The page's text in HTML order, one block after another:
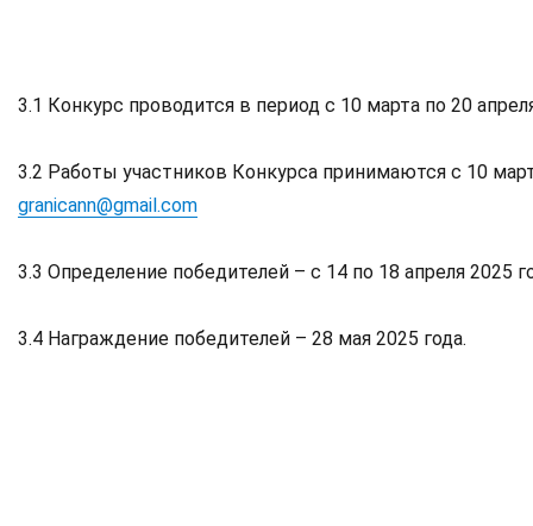
3.1 Конкурс проводится в период с 10 марта по 20
3.2 Работы участников Конкурса принимаются с 10
granicann@gmail.com
3.3 Определение победителей – с 14 по 18 апреля 2025
3.4 Награждение победителей – 28 мая 2025 года.